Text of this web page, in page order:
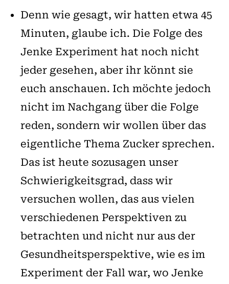
Denn wie gesagt, wir hatten etwa 45
Minuten, glaube ich. Die Folge des
Jenke Experiment hat noch nicht
jeder gesehen, aber ihr könnt sie
euch anschauen. Ich möchte jedoch
nicht im Nachgang über die Folge
reden, sondern wir wollen über das
eigentliche Thema Zucker sprechen.
Das ist heute sozusagen unser
Schwierigkeitsgrad, dass wir
versuchen wollen, das aus vielen
verschiedenen Perspektiven zu
betrachten und nicht nur aus der
Gesundheitsperspektive, wie es im
Experiment der Fall war, wo Jenke